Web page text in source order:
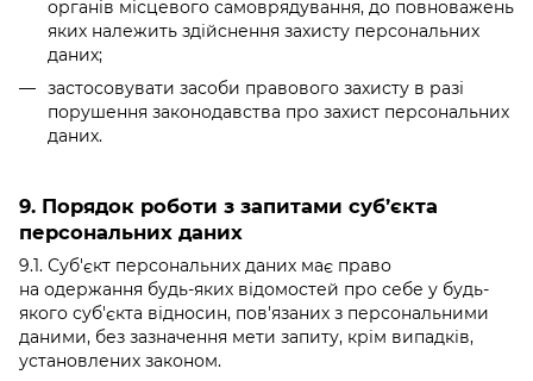
органів місцевого самоврядування, до повноважень
яких належить здійснення захисту персональних
даних;
застосовувати засоби правового захисту в разі
порушення законодавства про захист персональних
даних.
9. Порядок роботи з запитами суб’єкта
персональних даних
9.1. Суб'єкт персональних даних має право
на одержання будь-яких відомостей про себе у будь-
якого суб'єкта відносин, пов'язаних з персональними
даними, без зазначення мети запиту, крім випадків,
установлених законом.